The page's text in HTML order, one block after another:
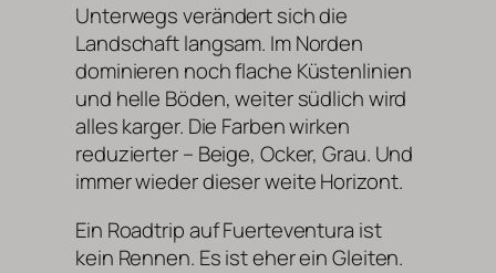
Unterwegs verändert sich die
Landschaft langsam. Im Norden
dominieren noch flache Küstenlinien
und helle Böden, weiter südlich wird
alles karger. Die Farben wirken
reduzierter – Beige, Ocker, Grau. Und
immer wieder dieser weite Horizont.
Ein Roadtrip auf Fuerteventura ist
kein Rennen. Es ist eher ein Gleiten.